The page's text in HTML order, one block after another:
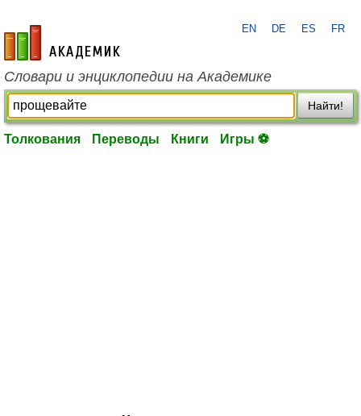
academic.ru
EN DE ES FR
Словари и энциклопедии на Академике
Найти!
Толкования Переводы Книги Игры ⚽